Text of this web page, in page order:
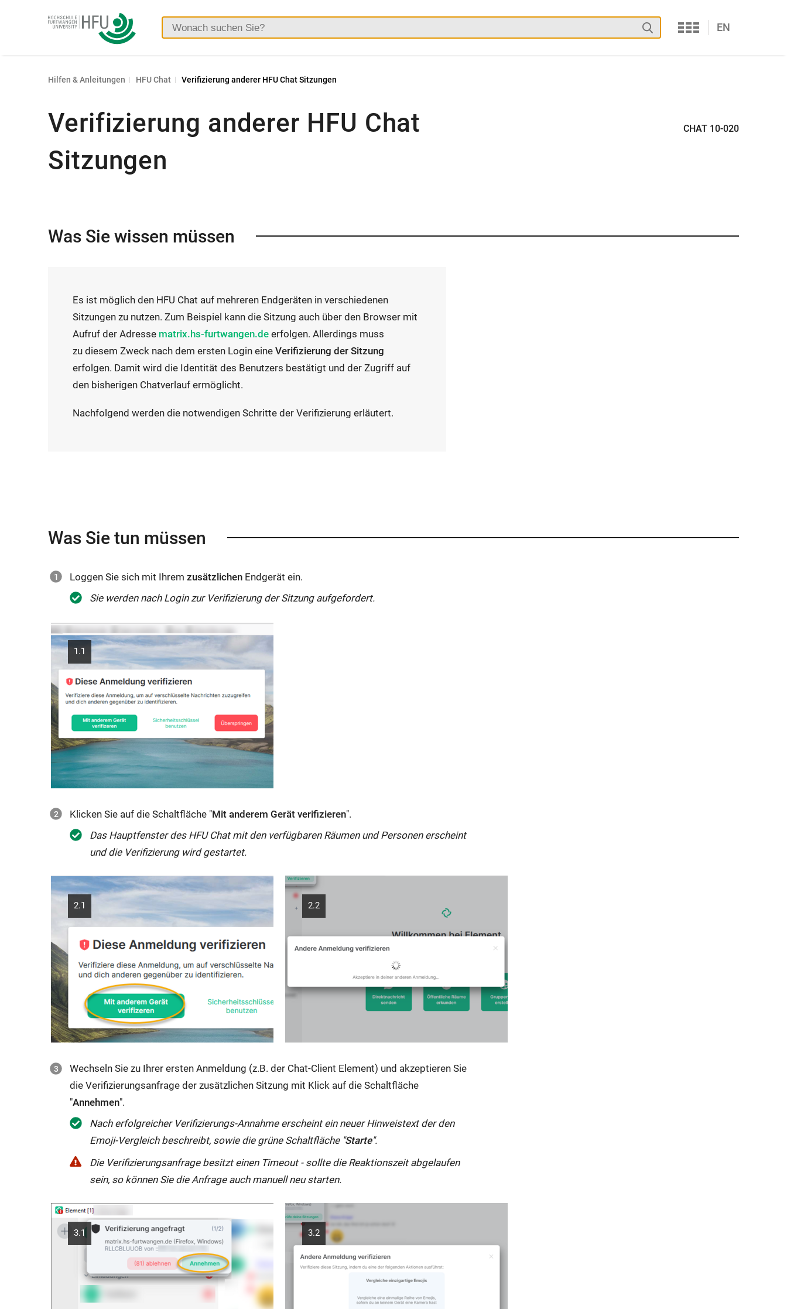
Hochschule
Furtwangen
Suchen
Services
EN
Hilfen & Anleitungen HFU Chat Verifizierung anderer HFU Chat Sitzungen
Verifizierung anderer HFU Chat
Sitzungen
CHAT 10-020
Was Sie wissen müssen
Es ist möglich den HFU Chat auf mehreren Endgeräten in verschiedenen
Sitzungen zu nutzen. Zum Beispiel kann die Sitzung auch über den Browser mit
Aufruf der Adresse matrix.hs-furtwangen.de erfolgen. Allerdings muss
zu diesem Zweck nach dem ersten Login eineVerifizierung der Sitzung
erfolgen. Damit wird die Identität des Benutzers bestätigt und der Zugriff auf
den bisherigen Chatverlauf ermöglicht.
Nachfolgend werden die notwendigen Schritte der Verifizierung erläutert.
Was Sie tun müssen
Loggen Sie sich mit Ihremzusätzlichen Endgerät ein.
Sie werden nach Login zur Verifizierung der Sitzung aufgefordert.
1.1
Klicken Sie auf die Schaltfläche "Mit anderem Gerät verifizieren".
Das Hauptfenster des HFU Chat mit den verfügbaren Räumen und Personen erscheint
und die Verifizierung wird gestartet.
2.1 2.2
Wechseln Sie zu Ihrer ersten Anmeldung (z.B. der Chat-Client Element) und akzeptieren Sie
die Verifizierungsanfrage der zusätzlichen Sitzung mit Klick auf die Schaltfläche
"Annehmen".
Nach erfolgreicher Verifizierungs-Annahme erscheint ein neuer Hinweistext der den
Emoji-Vergleich beschreibt, sowie die grüne Schaltfläche "Starte".
Die Verifizierungsanfrage besitzt einen Timeout - sollte die Reaktionszeit abgelaufen
sein, so können Sie die Anfrage auch manuell neu starten.
3.1 3.2